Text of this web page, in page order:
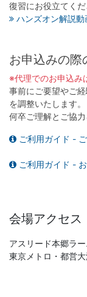
復習にお役立てくだ
ハンズオン解説動
お申込みの際
※代理でのお申込み
事前にご要望やご
を調整いたします。
何卒ご理解とご協
ご利用ガイド -
ご利用ガイド -
会場アクセス
アスリード本郷ラ
東京メトロ・都営